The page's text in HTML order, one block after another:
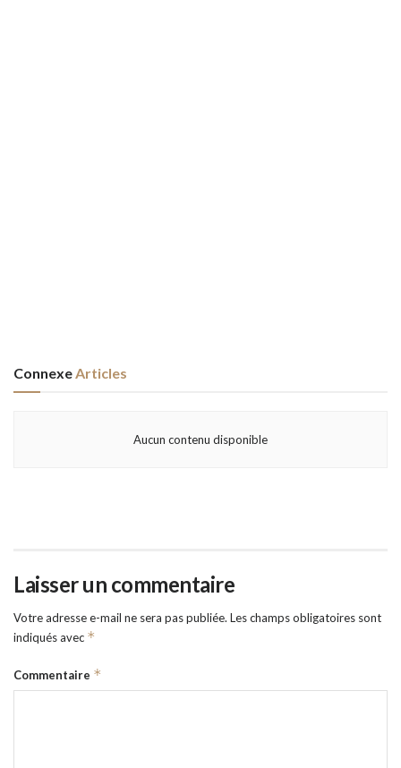
Connexe Articles
Aucun contenu disponible
Laisser un commentaire
Votre adresse e-mail ne sera pas publiée. Les champs obligatoires sont
indiqués avec *
Commentaire *